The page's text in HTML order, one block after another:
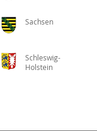
Sachsen
Schleswig-
Holstein